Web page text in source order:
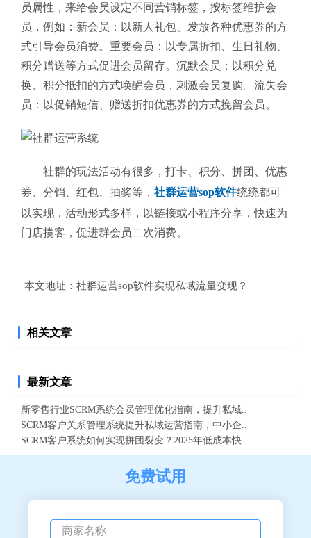
员属性，来给会员设定不同营销标签，按标签维护会
员，例如：新会员：以新人礼包、发放各种优惠券的方
式引导会员消费。重要会员：以专属折扣、生日礼物、
积分赠送等方式促进会员留存。沉默会员：以积分兑
换、积分抵扣的方式唤醒会员，刺激会员复购。流失会
员：以促销短信、赠送折扣优惠券的方式挽留会员。
社群的玩法活动有很多，打卡、积分、拼团、优惠
券、分销、红包、抽奖等， 社群运营sop软件统统都可
以实现，活动形式多样，以链接或小程序分享，快速为
门店揽客，促进群会员二次消费。
本文地址： 社群运营sop软件实现私域流量变现？
相关文章
最新文章
新零售行业SCRM系统会员管理优化指南，提升私域..
SCRM客户关系管理系统提升私域运营指南，中小企..
SCRM客户系统如何实现拼团裂变？2025年低成本快..
免费试用